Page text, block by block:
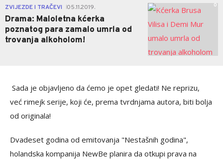
ZVIJEZDE I TRAČEVI 05.11.2019.
Drama: Maloletna kćerka
poznatog para zamalo umrla od
trovanja alkoholom!
0
Sada je objavljeno da ćemo je opet gledati! Ne reprizu,
već rimejk serije, koji će, prema tvrdnjama autora, biti bolja
od originala!
Dvadeset godina od emitovanja "Nestašnih godina",
holandska kompanija NewBe planira da otkupi prava na